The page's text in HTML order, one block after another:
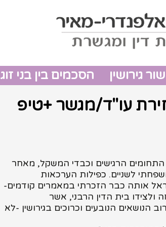
גירושין הסכמים בין בני זוג
התחומים הרגישים וכבדי המשקל, מאחר
לשניים. כפילות הערכאות
אותה כבר הזכרתי במאמרים קודמים-
ולצידו בית הדין הרבני, אשר
הנושאים הנובעים וכרוכים בגירושין -לא